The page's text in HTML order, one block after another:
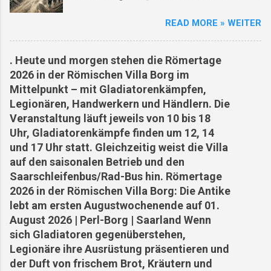
Glasforschung am Standort Villa Borg (...
geworden. Die Bedingungen sind so extrem,
dass selbst Touristen unter der Hitze leiden.
Angesichts der Todesfälle und des Leids haben
einige Arbeiterorganisationen und
Gewerkschaften verbesserte
Arbeitsbedingungen gefordert und sogar mit
Streiks gedroht, u...
Persönlichkeiten Wiederaufbau Die Anfänge
von Oberleuken Die erste urkundliche
Erwähnung stammt aus dem Jahr 964.
Oberleuken entwickelte sich aus einem
fränkischen Gutshof entlang des Leukbaches...
Der Zweite Weltkrieg und der Orscholzriegel Als
Teil des Westwalls wurde Oberleuken
strategisch in das Verteidigungssystem des
Orscholzriegel integriert. 1944/45 wurde das
Dorf fast vollständig zerstört... Ortsgeschichte
in Gesichtern Holzen Franz: Gastwirt und
Original, der sich weigerte, das Dorf zu
verlassen. Schmetten Karl: Schmiedemeister in
vierter Generation – seine Werkstatt war Herz
und Ohr des Dorfes. Wiederaufbau und Zukunft
Nach Kriegsende began...
READ MORE » WEITER
. Heute und morgen stehen die Römertage
2026 in der Römischen Villa Borg im
Mittelpunkt – mit Gladiatorenkämpfen,
Legionären, Handwerkern und Händlern. Die
Veranstaltung läuft jeweils von 10 bis 18
Uhr, Gladiatorenkämpfe finden um 12, 14
und 17 Uhr statt. Gleichzeitig weist die Villa
auf den saisonalen Betrieb und den
Saarschleifenbus/Rad-Bus hin. Römertage
2026 in der Römischen Villa Borg: Die Antike
lebt am ersten Augustwochenende auf 01.
August 2026 | Perl-Borg | Saarland Wenn
sich Gladiatoren gegenüberstehen,
Legionäre ihre Ausrüstung präsentieren und
der Duft von frischem Brot, Kräutern und